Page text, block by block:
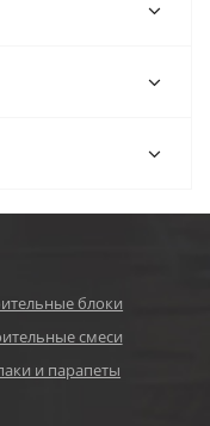
блоки
смеси
и парапеты